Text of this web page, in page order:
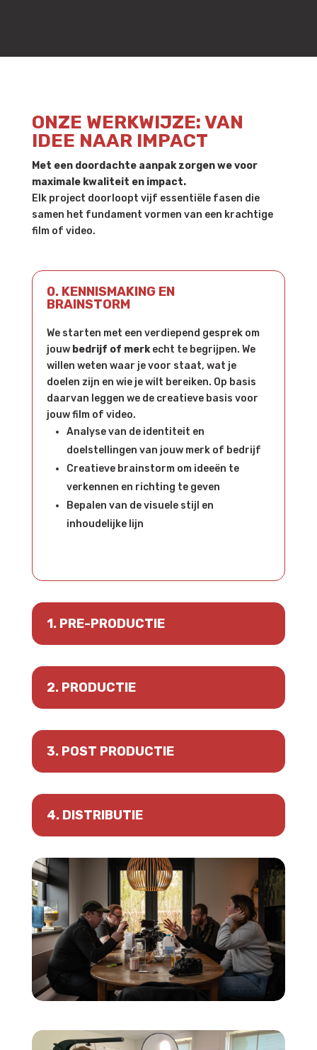
ONZE WERKWIJZE: VAN
IDEE NAAR IMPACT
Met een doordachte aanpak zorgen we voor
maximale kwaliteit en impact.
Elk project doorloopt vijf essentiële fasen die
samen het fundament vormen van een krachtige
film of video.
0. KENNISMAKING EN
BRAINSTORM
We starten met een verdiepend gesprek om
jouw bedrijf of merkecht te begrijpen. We
willen weten waar je voor staat, wat je
doelen zijn en wie je wilt bereiken. Op basis
daarvan leggen we de creatieve basis voor
jouw film of video.
Analyse van de identiteit en
doelstellingen van jouw merk of bedrijf
Creatieve brainstorm om ideeën te
verkennen en richting te geven
Bepalen van de visuele stijl en
inhoudelijke lijn
1. PRE-PRODUCTIE
2. PRODUCTIE
3. POST PRODUCTIE
4. DISTRIBUTIE